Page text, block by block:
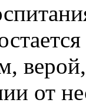
от